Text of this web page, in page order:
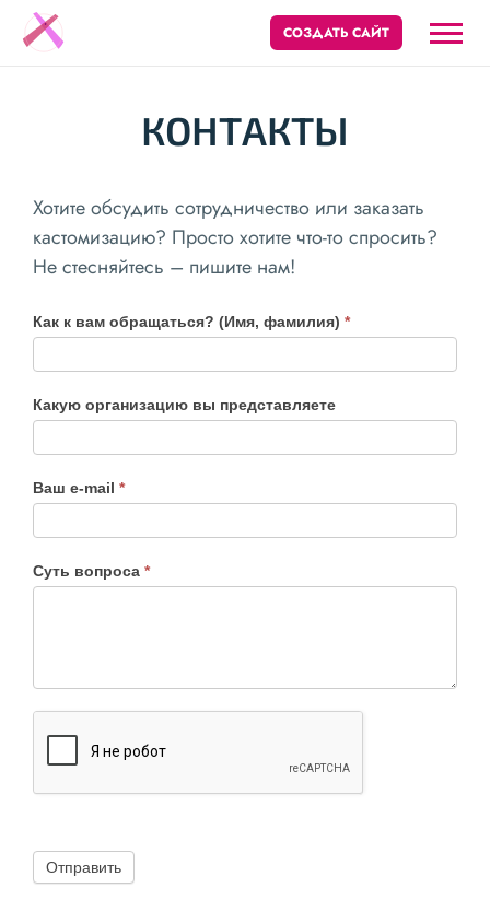
СОЗДАТЬ САЙТ
КОНТАКТЫ
Хотите обсудить сотрудничество или заказать
кастомизацию? Просто хотите что-то спросить?
Не стесняйтесь – пишите нам!
Как к вам обращаться? (Имя, фамилия) *
Какую организацию вы представляете
Ваш e-mail *
Суть вопроса *
Отправить